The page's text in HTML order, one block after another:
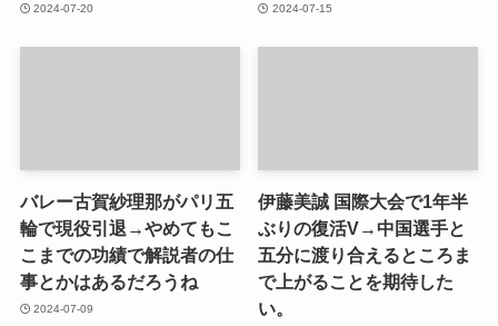
2024-07-20 2024-07-15
バレー古賀紗理那がパリ五
輪で現役引退→やめてもこ
こまでの功績で解説者の仕
事とかはあるだろうね
2024-07-09
伊藤美誠 国際大会で1年半
ぶりの復活V→中国選手と
五分に渡り合えるところま
で上がることを期待した
い。